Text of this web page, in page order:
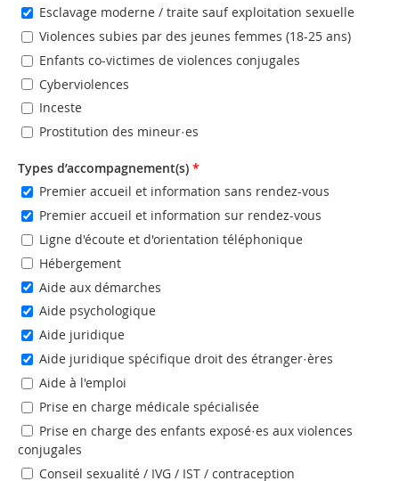
Esclavage moderne / traite sauf exploitation sexuelle
Violences subies par des jeunes femmes (18-25 ans)
Enfants co-victimes de violences conjugales
Cyberviolences
Inceste
Prostitution des mineur·es
Types d’accompagnement(s) *
Premier accueil et information sans rendez-vous
Premier accueil et information sur rendez-vous
Ligne d'écoute et d'orientation téléphonique
Hébergement
Aide aux démarches
Aide psychologique
Aide juridique
Aide juridique spécifique droit des étranger·ères
Aide à l'emploi
Prise en charge médicale spécialisée
Prise en charge des enfants exposé·es aux violences
conjugales
Conseil sexualité / IVG / IST / contraception